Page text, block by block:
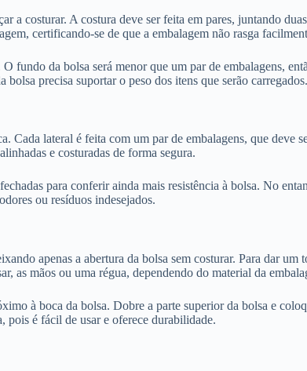
a costurar. A costura deve ser feita em pares, juntando
certificando-se de que a embalagem não rasga
fundo da bolsa será menor que um par de embalagens,
precisa suportar o peso dos itens que serão carregados.
Cada lateral é feita com um par de embalagens, que deve
e costuradas de forma segura.
para conferir ainda mais resistência à bolsa. No
ou resíduos indesejados.
apenas a abertura da bolsa sem costurar. Para dar
as mãos ou uma régua, dependendo do material da
à boca da bolsa. Dobre a parte superior da bolsa e
pois é fácil de usar e oferece durabilidade.